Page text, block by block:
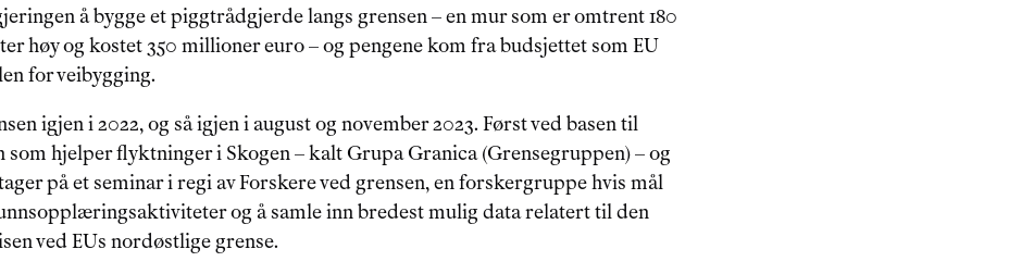
å bygge et piggtrådgjerde langs grensen – en mur som er omtrent 180
høy og kostet 350 millioner euro – og pengene kom fra budsjettet som EU
for veibygging.
igjen i 2022, og så igjen i august og november 2023. Først ved basen til
hjelper flyktninger i Skogen – kalt Grupa Granica (Grensegruppen) – og
på et seminar i regi av Forskere ved grensen, en forskergruppe hvis mål
og å samle inn bredest mulig data relatert til den
ved EUs nordøstlige grense.